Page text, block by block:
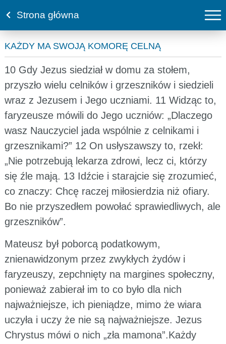
Strona główna
KAŻDY MA SWOJĄ KOMORĘ CELNĄ
10 Gdy Jezus siedział w domu za stołem,
przyszło wielu celników i grzeszników i siedzieli
wraz z Jezusem i Jego uczniami. 11 Widząc to,
faryzeusze mówili do Jego uczniów: „Dlaczego
wasz Nauczyciel jada wspólnie z celnikami i
grzesznikami?” 12 On usłyszawszy to, rzekł:
„Nie potrzebują lekarza zdrowi, lecz ci, którzy
się źle mają. 13 Idźcie i starajcie się zrozumieć,
co znaczy: Chcę raczej miłosierdzia niż ofiary.
Bo nie przyszedłem powołać sprawiedliwych, ale
grzeszników”.
Mateusz był poborcą podatkowym,
znienawidzonym przez zwykłych żydów i
faryzeuszy, zepchnięty na margines społeczny,
ponieważ zabierał im to co było dla nich
najważniejsze, ich pieniądze, mimo że wiara
uczyła i uczy że nie są najważniejsze. Jezus
Chrystus mówi o nich „zła mamona”.Każdy